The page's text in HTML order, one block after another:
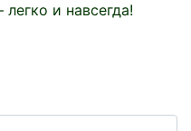
и навсегда!